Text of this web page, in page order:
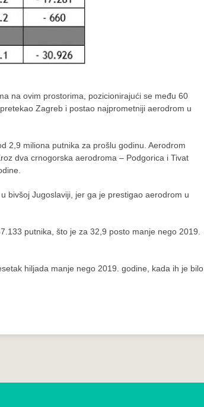
na ovim prostorima, pozicionirajući se među 60
Zagreb i postao najprometniji aerodrom u
2,9 miliona putnika za prošlu godinu. Aerodrom
dva crnogorska aerodroma – Podgorica i Tivat
bivšoj Jugoslaviji, jer ga je prestigao aerodrom u
putnika, što je za 32,9 posto manje nego 2019.
hiljada manje nego 2019. godine, kada ih je bilo